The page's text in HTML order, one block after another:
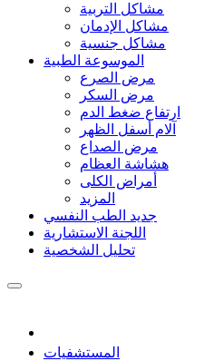
مشاكل التربية
مشاكل الإدمان
مشاكل جنسية
الموسوعة الطبية
مرض الصرع
مرض السكر
ارتفاع ضغط الدم
آلام أسفل الظهر
مرض الصداع
هشاشة العظام
أمراض الكلى
المزيد
جديد الطب النفسي
اللجنة الاستشارية
تحليل الشخصية
المستشفيات